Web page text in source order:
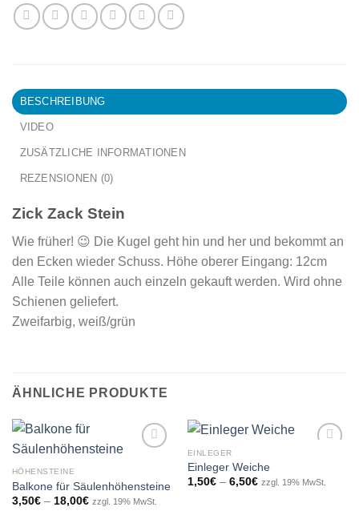
BESCHREIBUNG
VIDEO
ZUSÄTZLICHE INFORMATIONEN
REZENSIONEN (0)
Zick Zack Stein
Wie früher! 😉 Die Kugel geht hin und her und bekommt an
den Ecken wieder Schuss. Höhe oberer Eingang: 12cm
Alle Teile können auch einzeln gekauft werden. Wird ohne
Schienen geliefert.
Zweifarbig, weiß/grün
ÄHNLICHE PRODUKTE
Add to
wishlist
HÖHENSTEINE
Balkone für Säulenhöhensteine
3,50€ – 18,00€Preisspanne:
zzgl. 19% MwSt.
Add to
EINLEGER
Einleger Weiche
1,50€ – 6,50€Preisspanne:
zzgl. 19% MwSt.